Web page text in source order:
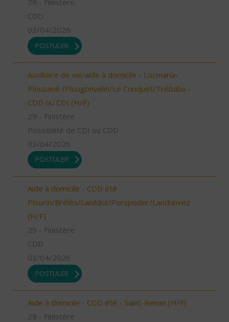
29 - Finistère
CDD
03/04/2026
POSTULER
Auxiliaire de vie/aide à domicile - Locmaria-
Plouzané /Plougonvelin/Le Conquet/Trébabu -
CDD ou CDI (H/F)
29 - Finistère
Possibilité de CDI ou CDD
03/04/2026
POSTULER
Aide à domicile - CDD été -
Plourin/Brélès/Lanildut/Porspoder/Landunvez
(H/F)
29 - Finistère
CDD
03/04/2026
POSTULER
Aide à domicile - CDD été - Saint-Renan (H/F)
29 - Finistère